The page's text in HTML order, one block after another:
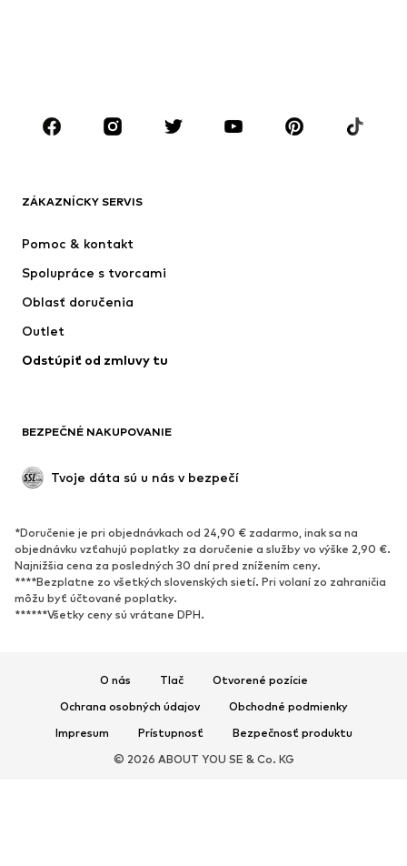
ZNAČKY
Nike Sportswear
ADIDAS PERFORMANCE
ZÁKAZNÍCKY SERVIS
Pomoc & kontakt
Spolupráce s tvorcami
Oblasť doručenia
Outlet
Odstúpiť od zmluvy tu
BEZPEČNÉ NAKUPOVANIE
Tvoje dáta sú u nás v bezpečí
*Doručenie je pri objednávkach od 24,90 € zadarmo, inak sa na
objednávku vzťahujú poplatky za doručenie a služby vo výške 2,90 €.
Najnižšia cena za posledných 30 dní pred znížením ceny.
****Bezplatne zo všetkých slovenských sietí. Pri volaní zo zahraničia
môžu byť účtované poplatky.
******Všetky ceny sú vrátane DPH.
O nás Tlač
Otvorené pozície
Ochrana osobných údajov
Obchodné podmienky
Impresum
Prístupnosť
Bezpečnosť produktu
© 2026 ABOUT YOU SE & Co. KG